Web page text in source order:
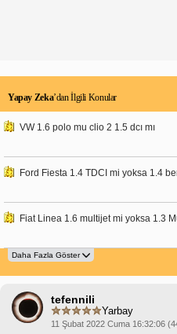
Yapay Zeka’dan İlgili Konular
VW 1.6 polo mu clio 2 1.5 dcı mı
Ford Fiesta 1.4 TDCI mi yoksa 1.4
Fiat Linea 1.6 multijet mi yoksa 1.3
tefennili
Yarbay
11 Şubat 2022 Cuma 16:32:06